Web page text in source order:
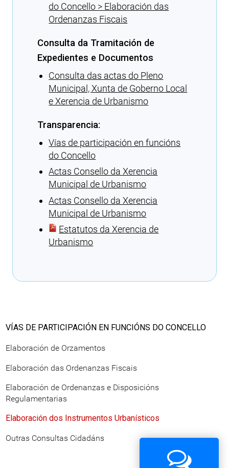
do Concello > Elaboración das
Ordenanzas Fiscais
Consulta da Tramitación de
Expedientes e Documentos
Consulta das actas do Pleno
Municipal, Xunta de Goberno Local
e Xerencia de Urbanismo
Transparencia:
Vías de participación en funcións
do Concello
Actas Consello da Xerencia
Municipal de Urbanismo
Actas Consello da Xerencia
Municipal de Urbanismo
Estatutos da Xerencia de
Urbanismo
VÍAS DE PARTICIPACIÓN EN FUNCIÓNS DO CONCELLO
Elaboración de Orzamentos
Elaboración das Ordenanzas Fiscais
Elaboración de Ordenanzas e Disposicións
Regulamentarias
Elaboración dos Instrumentos Urbanísticos
Outras Consultas Cidadáns